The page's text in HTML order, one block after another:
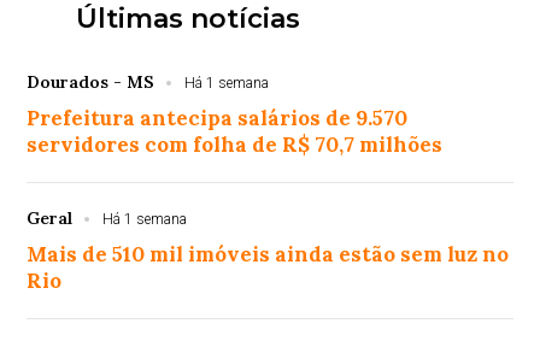
Últimas notícias
Dourados - MS Há 1 semana
Prefeitura antecipa salários de 9.570
servidores com folha de R$ 70,7 milhões
Geral Há 1 semana
Mais de 510 mil imóveis ainda estão sem luz no
Rio